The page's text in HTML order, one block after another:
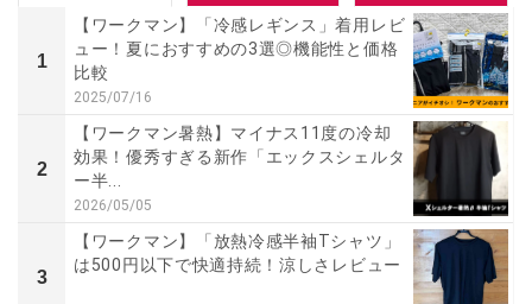
1
【ワークマン】「冷感レギンス」着用レビ
ュー！夏におすすめの3選◎機能性と価格
比較
2025/07/16
2
【ワークマン暑熱】マイナス11度の冷却
効果！優秀すぎる新作「エックスシェルタ
ー半...
2026/05/05
3
【ワークマン】「放熱冷感半袖Tシャツ」
は500円以下で快適持続！涼しさレビュー